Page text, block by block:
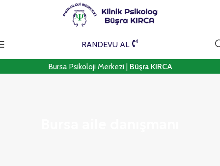
RANDEVU AL
Bursa Psikoloji Merkezi | Büşra KIRCA